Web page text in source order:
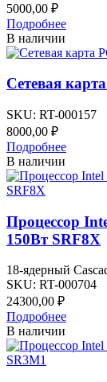
5000,00 ₽
Подробнее
В наличии
Сетевая
SKU: RT-000157
8000,00 ₽
Подробнее
В наличии
Процессор
150Вт SRF8X
18-ядерный
SKU: RT-000704
24300,00 ₽
Подробнее
В наличии